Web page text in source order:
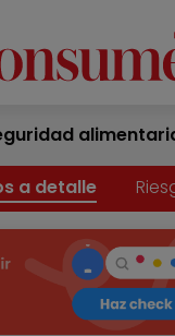
a detalle